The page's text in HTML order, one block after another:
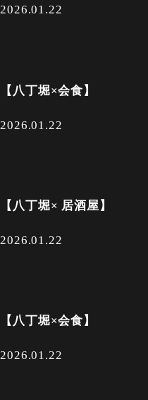
2026.01.22
【八丁堀×会食】
2026.01.22
【八丁堀× 居酒屋】
2026.01.22
【八丁堀×会食】
2026.01.22